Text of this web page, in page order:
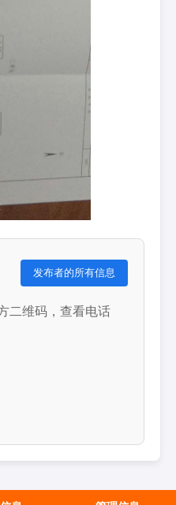
发布者的所有信息
二维码，查看电话